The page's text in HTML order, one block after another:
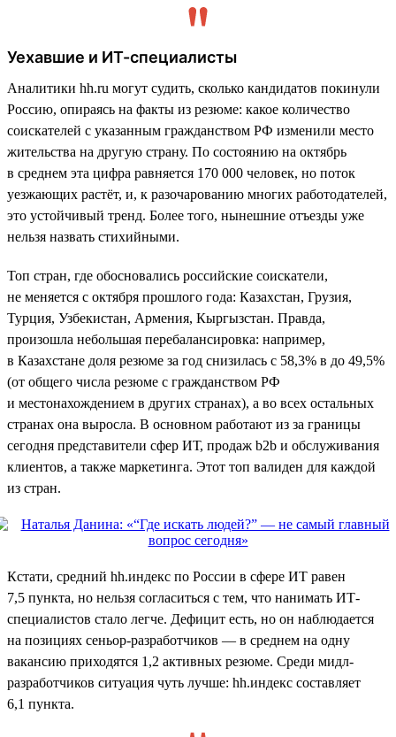
Уехавшие и ИТ-специалисты
Аналитики hh.ru могут судить, сколько кандидатов покинули
Россию, опираясь на факты из резюме: какое количество
соискателей с указанным гражданством РФ изменили место
жительства на другую страну. По состоянию на октябрь
в среднем эта цифра равняется 170 000 человек, но поток
уезжающих растёт, и, к разочарованию многих работодателей,
это устойчивый тренд. Более того, нынешние отъезды уже
нельзя назвать стихийными.
Топ стран, где обосновались российские соискатели,
не меняется с октября прошлого года: Казахстан, Грузия,
Турция, Узбекистан, Армения, Кыргызстан. Правда,
произошла небольшая перебалансировка: например,
в Казахстане доля резюме за год снизилась с 58,3% в до 49,5%
(от общего числа резюме с гражданством РФ
и местонахождением в других странах), а во всех остальных
странах она выросла. В основном работают из за границы
сегодня представители сфер ИТ, продаж b2b и обслуживания
клиентов, а также маркетинга. Этот топ валиден для каждой
из стран.
Кстати, средний hh.индекс по России в сфере ИТ равен
7,5 пункта, но нельзя согласиться с тем, что нанимать ИТ-
специалистов стало легче. Дефицит есть, но он наблюдается
на позициях сеньор-разработчиков — в среднем на одну
вакансию приходятся 1,2 активных резюме. Среди мидл-
разработчиков ситуация чуть лучше: hh.индекс составляет
6,1 пункта.